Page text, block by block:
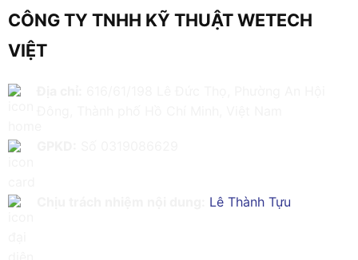
CÔNG TY TNHH KỸ THUẬT WETECH
VIỆT
Lê Thành Tựu